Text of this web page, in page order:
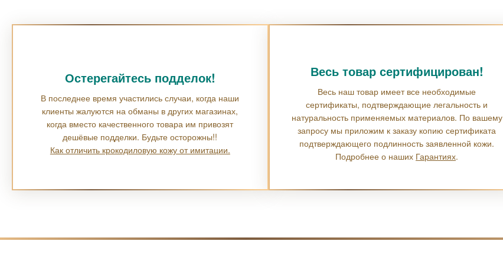
Остерегайтесь подделок!
В последнее время участились случаи, когда наши
клиенты жалуются на обманы в других магазинах,
когда вместо качественного товара им привозят
дешёвые подделки. Будьте осторожны!!
Как отличить крокодиловую кожу от имитации.
Весь товар сертифицирован!
Весь наш товар имеет все необходимые
сертификаты, подтверждающие легальность и
натуральность применяемых материалов. По вашему
запросу мы приложим к заказу копию сертификата
подтверждающего подлинность заявленной кожи.
Подробнее о наших Гарантиях.